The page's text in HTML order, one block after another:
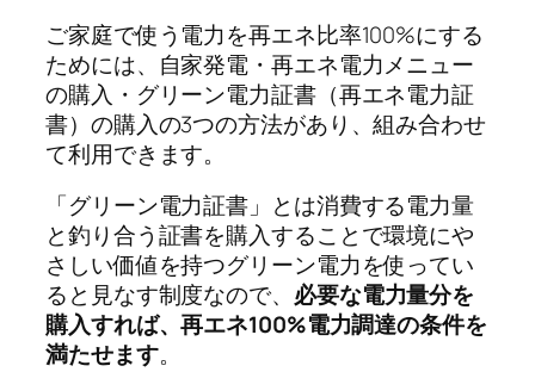
ご家庭で使う電力を再エネ比率100%にする
ためには、自家発電・再エネ電力メニュー
の購入・グリーン電力証書（再エネ電力証
書）の購入の3つの方法があり、組み合わせ
て利用できます。
「グリーン電力証書」とは消費する電力量
と釣り合う証書を購入することで環境にや
さしい価値を持つグリーン電力を使ってい
ると見なす制度なので、 必要な電力量分を
購入すれば、再エネ100%電力調達の条件を
満たせます。